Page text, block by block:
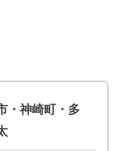
・神崎町・多